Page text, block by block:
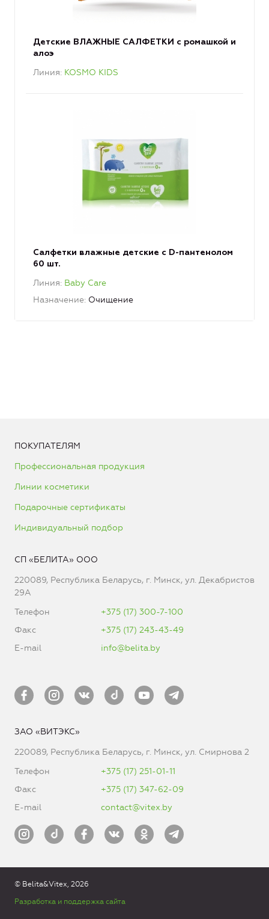
Детские ВЛАЖНЫЕ САЛФЕТКИ с ромашкой и
алоэ
Линия KOSMO KIDS
Салфетки влажные детские с D-пантенолом
60 шт.
Линия Baby Care
Назначение Очищение
ПОКУПАТЕЛЯМ
Профессиональная продукция
Линии косметики
Подарочные сертификаты
Индивидуальный подбор
СП «БЕЛИТА» ООО
220089, Республика Беларусь, г. Минск, ул. Декабристов
29А
Телефон
+375 (17) 300-7-100
Факс
+375 (17) 243-43-49
E-mail
info@belita.by
ЗАО «ВИТЭКС»
220089, Республика Беларусь, г. Минск, ул. Смирнова 2
Телефон
+375 (17) 251-01-11
Факс
+375 (17) 347-62-09
E-mail
contact@vitex.by
© Belita&Vitex, 2026
Разработка и поддержка сайта